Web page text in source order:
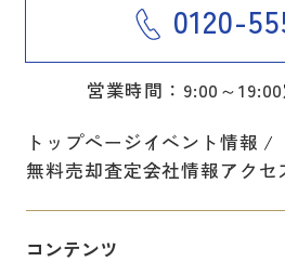
0120-
営業時間：9:00～19:00
トップページイベント情報
無料売却査定会社情報アクセ
コンテンツ